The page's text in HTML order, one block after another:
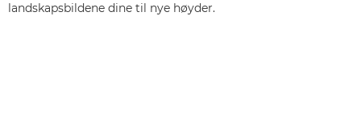
landskapsbildene dine til nye høyder.